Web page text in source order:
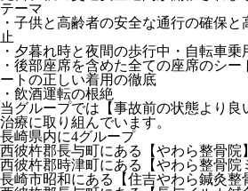
テーマ
・子供と高齢者の安全な通行の確保
止
・夕暮れ時と夜間の歩行中・自転車
・後部座席を含めた全ての座席のシ
ートの正しい着用の徹底
・飲酒運転の根絶
当グループでは【事故前の状態より良
治療に取り組んでいます。
長崎県内に4グループ
西彼杵郡長与町にある【やわら整骨院】
西彼杵郡時津町にある【やわら整骨院
長崎市昭和にある【住吉やわら鍼灸整